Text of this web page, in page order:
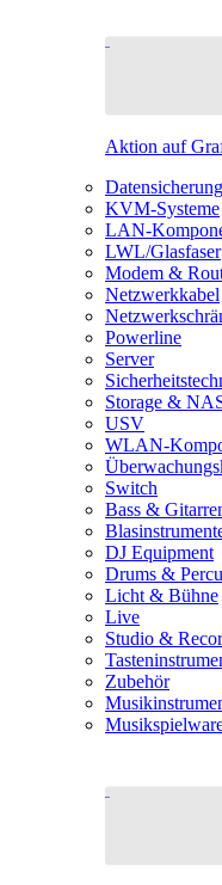
Aktion auf
Datensicherung
KVM-Systeme
LAN-
LWL/Glasfaser
Modem &
Netzwerkkabel
Powerline
Server
Storage &
USV
WLAN-
Switch
Bass &
DJ Equipment
Drums &
Licht & Bühne
Live
Studio &
Zubehör